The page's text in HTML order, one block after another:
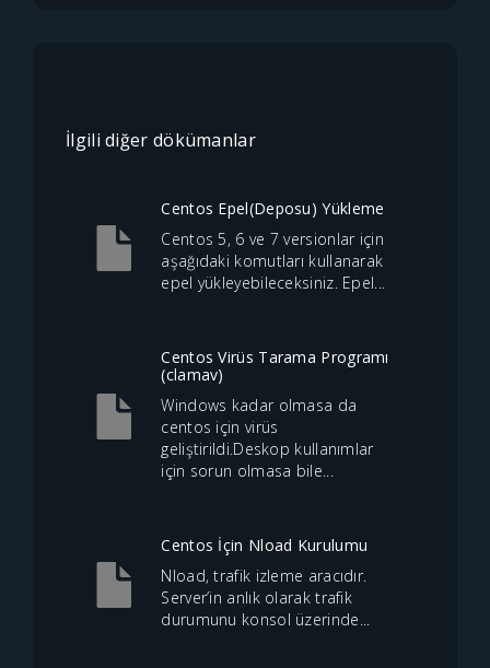
İlgili diğer dökümanlar
Centos Epel(Deposu) Yükleme
Centos 5, 6 ve 7 versionlar için
aşağıdaki komutları kullanarak
epel yükleyebileceksiniz. Epel...
Centos Virüs Tarama Programı
(clamav)
Windows kadar olmasa da
centos için virüs
geliştirildi.Deskop kullanımlar
için sorun olmasa bile...
Centos İçin Nload Kurulumu
Nload, trafik izleme aracıdır.
Server’in anlık olarak trafik
durumunu konsol üzerinde...